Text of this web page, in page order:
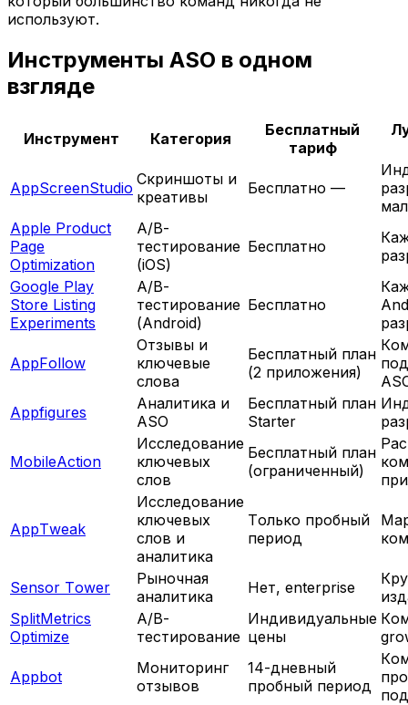
используют.
Инструменты ASO в одном
взгляде
Инструмент Категория
Бесплатный
тариф
AppScreenStudio Скриншоты и
креативы
Бесплатно —
Apple Product
Page
Optimization
A/B-
тестирование
(iOS)
Бесплатно
Google Play
Store Listing
Experiments
A/B-
тестирование
(Android)
Бесплатно
AppFollow
Отзывы и
ключевые
слова
Бесплатный план
(2 приложения)
Appfigures
Аналитика и
ASO
Бесплатный план
Starter
MobileAction
Исследование
ключевых
слов
Бесплатный план
(ограниченный)
AppTweak
Исследование
ключевых
слов и
аналитика
Только пробный
период
Sensor Tower
Рыночная
аналитика
Нет, enterprise
SplitMetrics
Optimize
A/B-
тестирование
Индивидуальные
цены
Appbot
Мониторинг
отзывов
14-дневный
пробный период